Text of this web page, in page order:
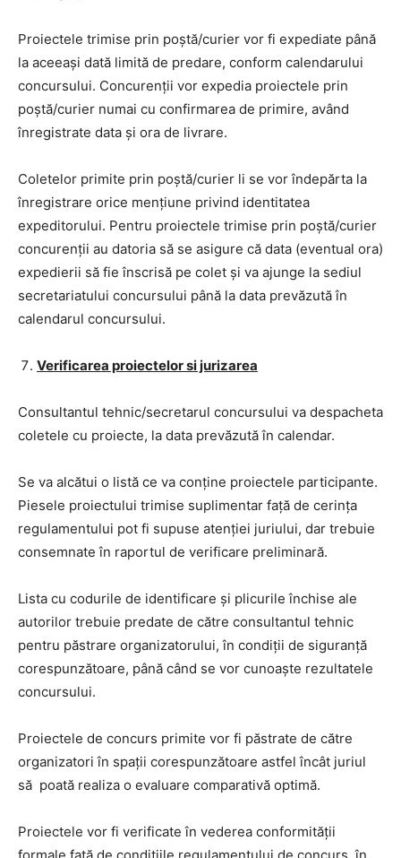
Proiectele trimise prin poștă/curier vor fi expediate până
la aceeași dată limită de predare, conform calendarului
concursului. Concurenții vor expedia proiectele prin
poștă/curier numai cu confirmarea de primire, având
înregistrate data și ora de livrare.
Coletelor primite prin poștă/curier li se vor îndepărta la
înregistrare orice mențiune privind identitatea
expeditorului. Pentru proiectele trimise prin poștă/curier
concurenții au datoria să se asigure că data (eventual ora)
expedierii să fie înscrisă pe colet și va ajunge la sediul
secretariatului concursului până la data prevăzută în
calendarul concursului.
Verificarea proiectelor si jurizarea
Consultantul tehnic/secretarul concursului va despacheta
coletele cu proiecte, la data prevăzută în calendar.
Se va alcătui o listă ce va conține proiectele participante.
Piesele proiectului trimise suplimentar față de cerința
regulamentului pot fi supuse atenției juriului, dar trebuie
consemnate în raportul de verificare preliminară.
Lista cu codurile de identificare și plicurile închise ale
autorilor trebuie predate de către consultantul tehnic
pentru păstrare organizatorului, în condiții de siguranță
corespunzătoare, până când se vor cunoaște rezultatele
concursului.
Proiectele de concurs primite vor fi păstrate de către
organizatori în spații corespunzătoare astfel încât juriul
să poată realiza o evaluare comparativă optimă.
Proiectele vor fi verificate în vederea conformității